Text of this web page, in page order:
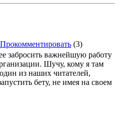
Прокомментировать (3)
забросить важнейшую работу
Шучу, кому я там
из наших читателей,
бету, не имея на своем